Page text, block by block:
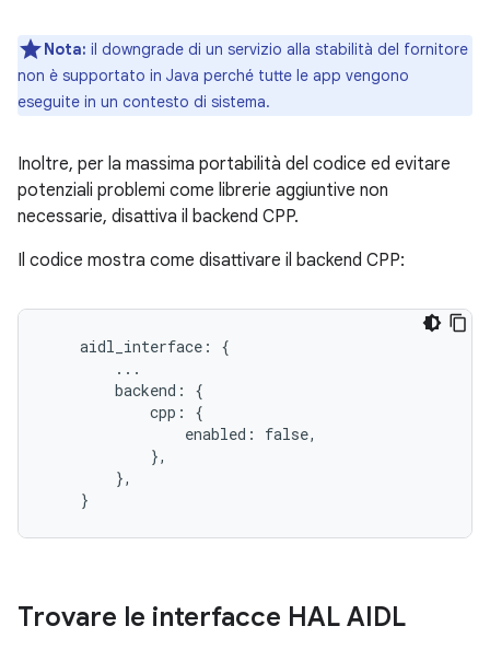
Nota: il downgrade di un servizio alla stabilità del fornitore
non è supportato in Java perché tutte le app vengono
eseguite in un contesto di sistema.
Inoltre, per la massima portabilità del codice ed evitare
potenziali problemi come librerie aggiuntive non
necessarie, disattiva il backend CPP.
Il codice mostra come disattivare il backend CPP:
    aidl_interface: {
        ...
        backend: {
            cpp: {
                enabled: false,
            },
        },
Trovare le interfacce HAL AIDL